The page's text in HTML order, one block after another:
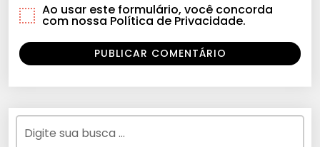
Ao usar este formulário, você concorda
com nossa Política de Privacidade.